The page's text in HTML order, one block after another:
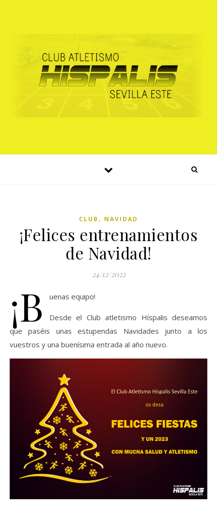
CLUB , NAVIDAD
¡Felices entrenamientos
de Navidad!
24/12/2022
¡B uenas equipo!
Desde el Club atletismo Híspalis deseamos
que paséis unas estupendas Navidades junto a los
vuestros y una buenísima entrada al año nuevo.